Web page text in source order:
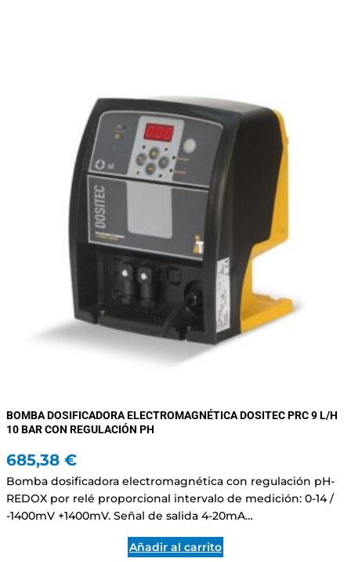
BOMBA DOSIFICADORA ELECTROMAGNÉTICA DOSITEC PRC 9 L/H
10 BAR CON REGULACIÓN PH
685,38 €
Bomba dosificadora electromagnética con regulación pH-
REDOX por relé proporcional intervalo de medición: 0-14 /
-1400mV +1400mV. Señal de salida 4-20mA…
Añadir al carrito